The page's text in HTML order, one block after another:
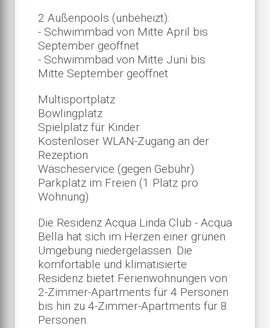
2 Außenpools (unbeheizt):
- Schwimmbad von Mitte April bis
September geöffnet
- Schwimmbad von Mitte Juni bis
Mitte September geöffnet
Multisportplatz
Bowlingplatz
Spielplatz für Kinder
Kostenloser WLAN-Zugang an der
Rezeption
Wäscheservice (gegen Gebühr)
Parkplatz im Freien (1 Platz pro
Wohnung)
Die Residenz Acqua Linda Club - Acqua
Bella hat sich im Herzen einer grünen
Umgebung niedergelassen. Die
komfortable und klimatisierte
Residenz bietet Ferienwohnungen von
2-Zimmer-Apartments für 4 Personen
bis hin zu 4-Zimmer-Apartments für 8
Personen.